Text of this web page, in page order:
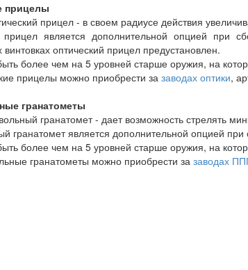
прицелы
прицел - в своем радиусе действия
прицел является дополнительной опцией при
винтовках оптический прицел предустановлен.
более чем на 5 уровней старше оружия, на
прицелы можно приобрести за заводах оптики,
гранатометы
гранатомет - дает возможность стрелять
гранатомет является дополнительной опцией
более чем на 5 уровней старше оружия, на
гранатометы можно приобрести за заводах